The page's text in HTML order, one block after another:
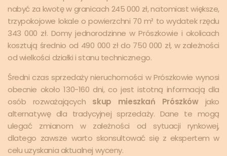
nabyć za kwotę w granicach 245 000 zł, natomiast większe,
trzypokojowe lokale o powierzchni 70 m² to wydatek rzędu
343 000 zł. Domy jednorodzinne w Prószkowie i okolicach
kosztują średnio od 490 000 zł do 750 000 zł, w zależności
od wielkości działki i stanu technicznego.
Średni czas sprzedaży nieruchomości w Prószkowie wynosi
obecnie około 130-160 dni, co jest istotną informacją dla
osób rozważających skup mieszkań Prószkówjako
alternatywę dla tradycyjnej sprzedaży. Dane te mogą
ulegać zmianom w zależności od sytuacji rynkowej,
dlatego zawsze warto skonsultować się z ekspertem w
celu uzyskania aktualnej wyceny.